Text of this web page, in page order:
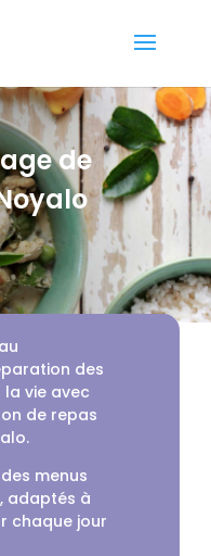
de
des
la vie avec
de repas
menus
adaptés à
chaque jour